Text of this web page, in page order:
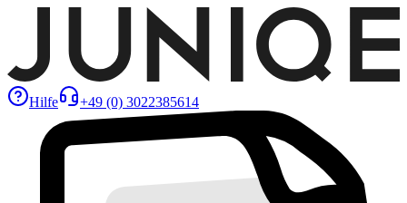
Hilfe +49 (0) 3022385614